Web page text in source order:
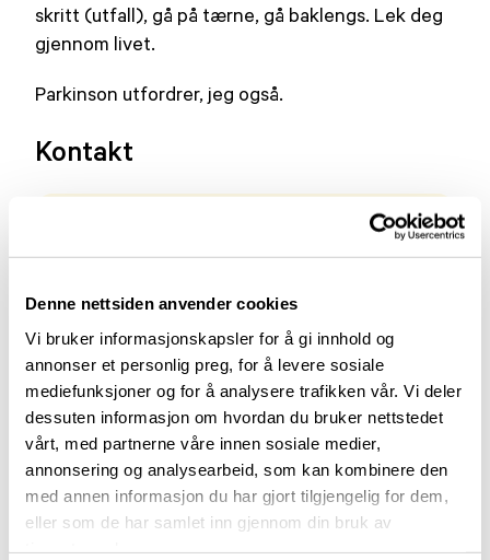
Denne nettsiden anvender cookies
Vi bruker informasjonskapsler for å gi innhold og
annonser et personlig preg, for å levere sosiale
mediefunksjoner og for å analysere trafikken vår. Vi deler
dessuten informasjon om hvordan du bruker nettstedet
vårt, med partnerne våre innen sosiale medier,
annonsering og analysearbeid, som kan kombinere den
med annen informasjon du har gjort tilgjengelig for dem,
eller som de har samlet inn gjennom din bruk av
skritt (utfall), gå på tærne, gå baklengs. Lek deg
gjennom livet.
Parkinson utfordrer, jeg også.
Kontakt
Telefon:
E-post:
eivind@lowzow.org
Flere likepersoner